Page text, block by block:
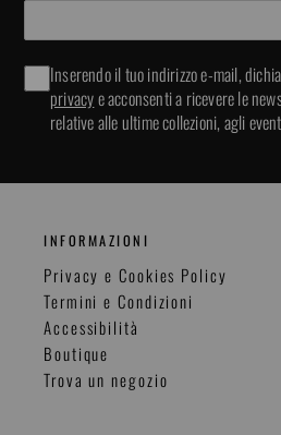
Inserendo il tuo indirizzo e-mail,
privacye acconsenti a ricevere le
relative alle ultime collezioni, agli
INFORMAZIONI
Privacy e Cookies Policy
Termini e Condizioni
Accessibilità
Boutique
Trova un negozio